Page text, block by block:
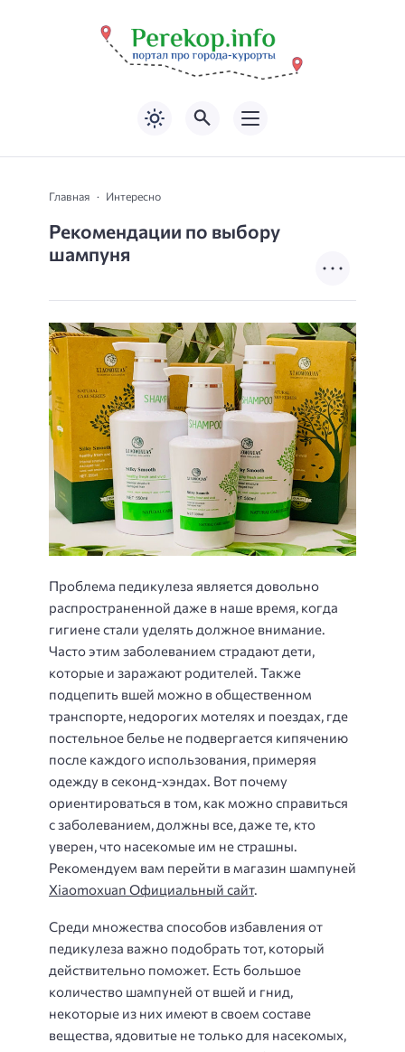
Главная Интересно
Рекомендации по выбору
шампуня
Проблема педикулеза является довольно
распространенной даже в наше время, когда
гигиене стали уделять должное внимание.
Часто этим заболеванием страдают дети,
которые и заражают родителей. Также
подцепить вшей можно в общественном
транспорте, недорогих мотелях и поездах, где
постельное белье не подвергается кипячению
после каждого использования, примеряя
одежду в секонд-хэндах. Вот почему
ориентироваться в том, как можно справиться
с заболеванием, должны все, даже те, кто
уверен, что насекомые им не страшны.
Рекомендуем вам перейти в магазин шампуней
Xiaomoxuan Официальный сайт.
Среди множества способов избавления от
педикулеза важно подобрать тот, который
действительно поможет. Есть большое
количество шампуней от вшей и гнид,
некоторые из них имеют в своем составе
вещества, ядовитые не только для насекомых,